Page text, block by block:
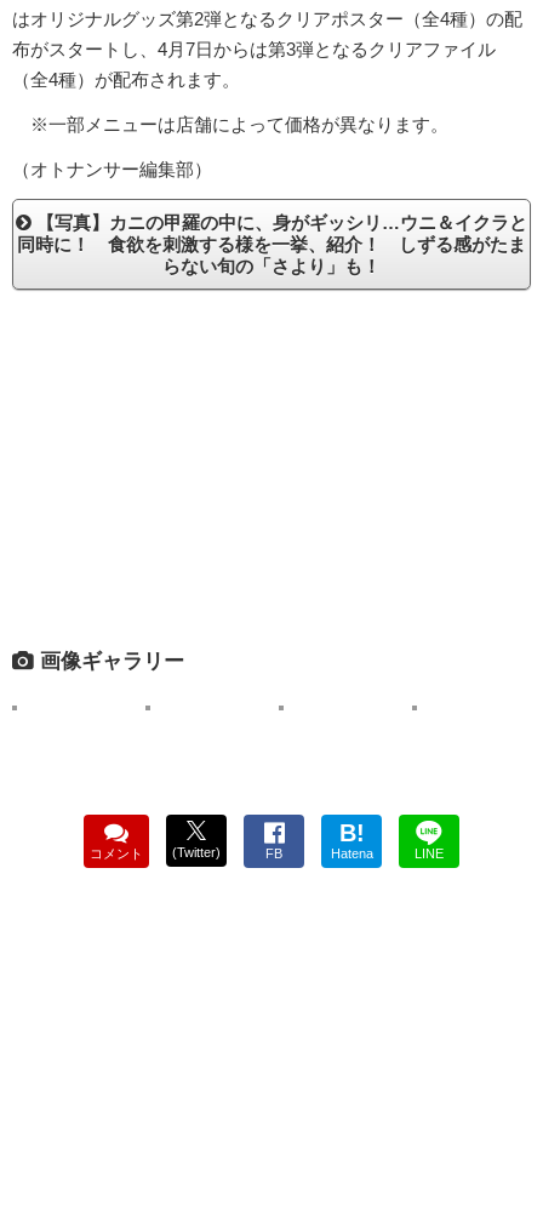
はオリジナルグッズ第2弾となるクリアポスター（全4種）の配
布がスタートし、4月7日からは第3弾となるクリアファイル
（全4種）が配布されます。
※一部メニューは店舗によって価格が異なります。
（オトナンサー編集部）
【写真】カニの甲羅の中に、身がギッシリ…ウニ＆イクラと
同時に！ 食欲を刺激する様を一挙、紹介！ しずる感がたま
らない旬の「さより」も！
画像ギャラリー
コメント (Twitter) FB
B!
Hatena LINE